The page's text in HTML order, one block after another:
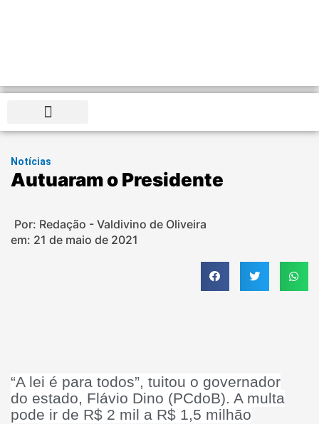
Notícias
Autuaram o Presidente
Por: Redação - Valdivino de Oliveira
em: 21 de maio de 2021
“A lei é para todos”, tuitou o governador
do estado, Flávio Dino (PCdoB). A multa
pode ir de R$ 2 mil a R$ 1,5 milhão